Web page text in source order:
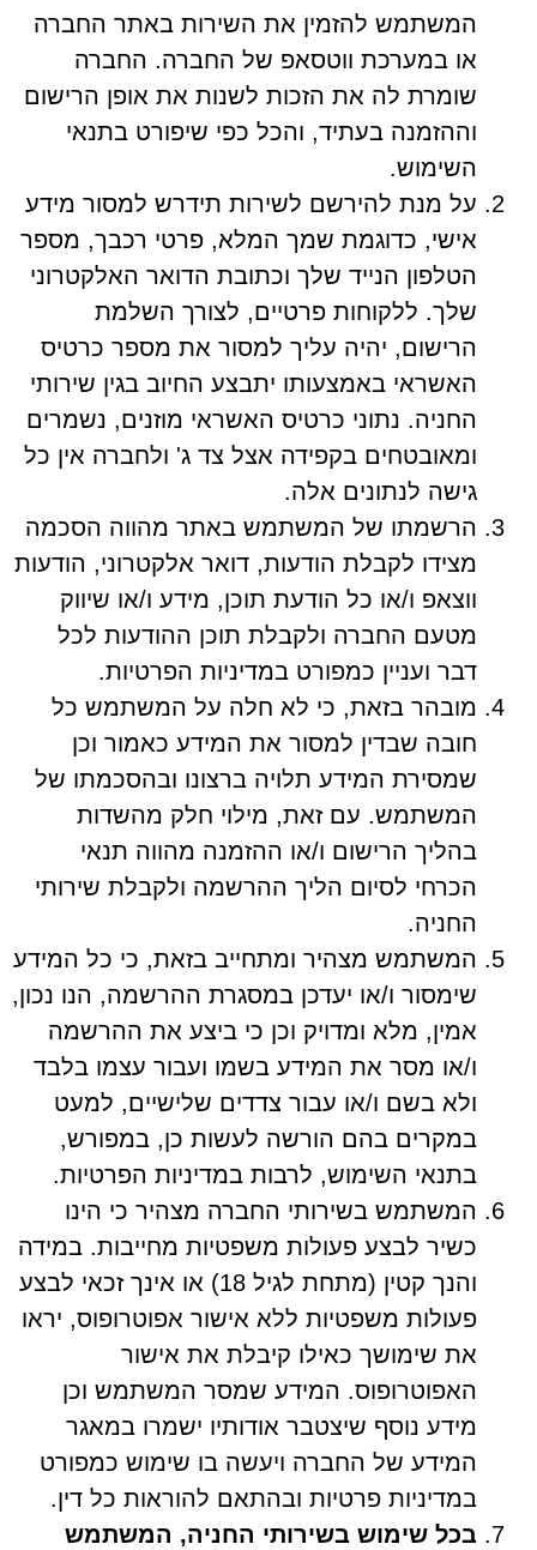
המשתמש להזמין את השירות באתר החברה
או במערכת ווטסאפ של החברה. החברה
שומרת לה את הזכות לשנות את אופן הרישום
וההזמנה בעתיד, והכל כפי שיפורט בתנאי
השימוש.
על מנת להירשם לשירות תידרש למסור מידע
אישי, כדוגמת שמך המלא, פרטי רכבך, מספר
הטלפון הנייד שלך וכתובת הדואר האלקטרוני
שלך. ללקוחות פרטיים, לצורך השלמת
הרישום, יהיה עליך למסור את מספר כרטיס
האשראי באמצעותו יתבצע החיוב בגין שירותי
החניה. נתוני כרטיס האשראי מוזנים, נשמרים
ומאובטחים בקפידה אצל צד ג' ולחברה אין כל
גישה לנתונים אלה.
הרשמתו של המשתמש באתר מהווה הסכמה
מצידו לקבלת הודעות, דואר אלקטרוני, הודעות
ווצאפ ו/או כל הודעת תוכן, מידע ו/או שיווק
מטעם החברה ולקבלת תוכן ההודעות לכל
דבר ועניין כמפורט במדיניות הפרטיות.
מובהר בזאת, כי לא חלה על המשתמש כל
חובה שבדין למסור את המידע כאמור וכן
שמסירת המידע תלויה ברצונו ובהסכמתו של
המשתמש. עם זאת, מילוי חלק מהשדות
בהליך הרישום ו/או ההזמנה מהווה תנאי
הכרחי לסיום הליך ההרשמה ולקבלת שירותי
החניה.
המשתמש מצהיר ומתחייב בזאת, כי כל המידע
שימסור ו/או יעדכן במסגרת ההרשמה, הנו נכון,
אמין, מלא ומדויק וכן כי ביצע את ההרשמה
ו/או מסר את המידע בשמו ועבור עצמו בלבד
ולא בשם ו/או עבור צדדים שלישיים, למעט
במקרים בהם הורשה לעשות כן, במפורש,
בתנאי השימוש, לרבות במדיניות הפרטיות.
המשתמש בשירותי החברה מצהיר כי הינו
כשיר לבצע פעולות משפטיות מחייבות. במידה
והנך קטין (מתחת לגיל 18) או אינך זכאי לבצע
פעולות משפטיות ללא אישור אפוטרופוס, יראו
את שימושך כאילו קיבלת את אישור
האפוטרופוס. המידע שמסר המשתמש וכן
מידע נוסף שיצטבר אודותיו ישמרו במאגר
המידע של החברה ויעשה בו שימוש כמפורט
במדיניות פרטיות ובהתאם להוראות כל דין.
בכל שימוש בשירותי החניה, המשתמש